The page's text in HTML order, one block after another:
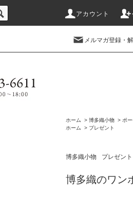
アカウント
メルマガ登録・
ホーム > 博多織小物 > ポ
ホーム
> プレゼント
博多織小物 プレゼント
博多織のワン